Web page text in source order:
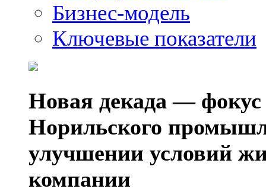
Бизнес-модель
Ключевые показатели
Новая декада — фокус
Норильского
улучшении условий
компании